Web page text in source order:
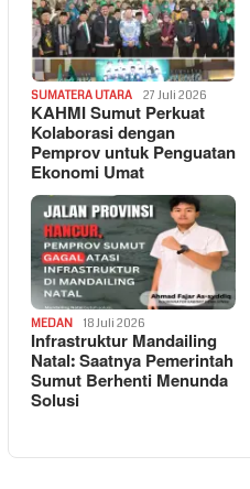
SUMATERA UTARA 27 Juli 2026
KAHMI Sumut Perkuat
Kolaborasi dengan
Pemprov untuk Penguatan
Ekonomi Umat
MEDAN 18 Juli 2026
Infrastruktur Mandailing
Natal: Saatnya Pemerintah
Sumut Berhenti Menunda
Solusi